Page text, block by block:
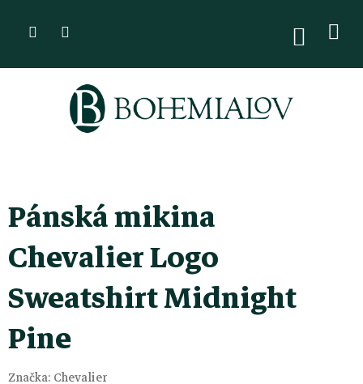
Pánská mikina
Chevalier Logo
Sweatshirt Midnight
Pine
Značka: Chevalier